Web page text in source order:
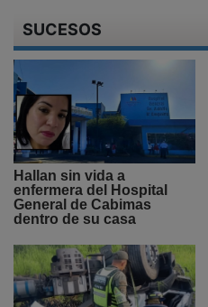
SUCESOS
Hallan sin vida a
enfermera del Hospital
General de Cabimas
dentro de su casa